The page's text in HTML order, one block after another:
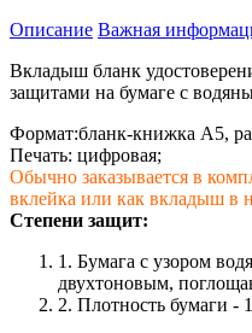
Описание Важная
Вкладыш бланк
защитами на бумаге с
Формат:бланк-книжка А5,
Печать: цифровая;
Обычно заказывается в
вклейка или как вкладыш в
Степени защит:
1. Бумага с узором
двухтоновым,
2. Плотность бумаги -